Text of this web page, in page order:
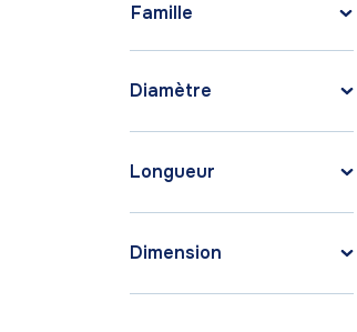
Famille
Diamètre
Longueur
Dimension